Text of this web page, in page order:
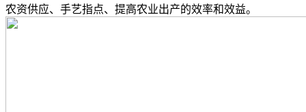
农资供应、手艺指点、提高农业出产的效率和效益。